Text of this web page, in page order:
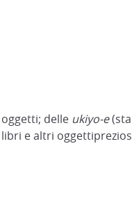
delle ukiyo-e
e altri